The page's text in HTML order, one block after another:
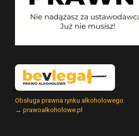
Obsługa prawna rynku alkoholowego
→ prawoalkoholowe.pl